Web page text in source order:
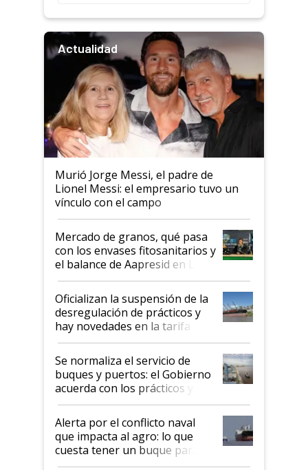
Actualidad
Murió Jorge Messi, el padre de
Lionel Messi: el empresario tuvo un
vínculo con el campo
Mercado de granos, qué pasa
con los envases fitosanitarios y
el balance de Aapresid en La
Posta
Oficializan la suspensión de la
desregulación de prácticos y
hay novedades en la tarifa de
la hidrovía
Se normaliza el servicio de
buques y puertos: el Gobierno
acuerda con los prácticos y
suspende el decreto de
desregulación
Alerta por el conflicto naval
que impacta al agro: lo que
cuesta tener un buque parado
y el peligro de que Argentina